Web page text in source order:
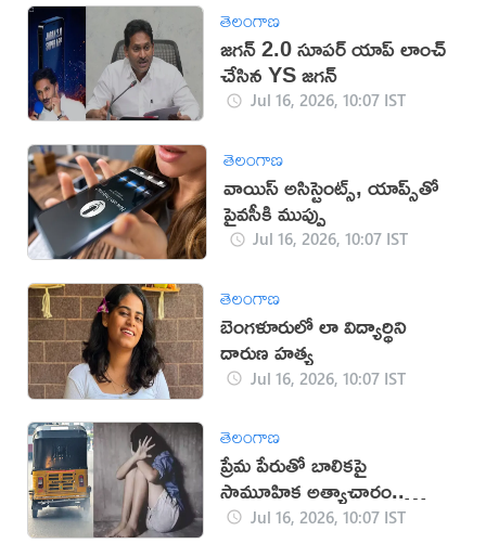
తెలంగాణ
జగన్‌ 2.0 సూపర్‌ యాప్‌ లాంచ్
చేసిన YS జగన్‌
Jul 16, 2026, 10:07 IST
తెలంగాణ
వాయిస్ అసిస్టెంట్స్, యాప్స్‌తో
ప్రైవసీకి ముప్పు
Jul 16, 2026, 10:07 IST
తెలంగాణ
బెంగళూరులో లా విద్యార్థిని
దారుణ హత్య
Jul 16, 2026, 10:07 IST
తెలంగాణ
ప్రేమ పేరుతో బాలికపై
సామూహిక అత్యాచారం..
నలుగురి అరెస్ట్
Jul 16, 2026, 10:07 IST